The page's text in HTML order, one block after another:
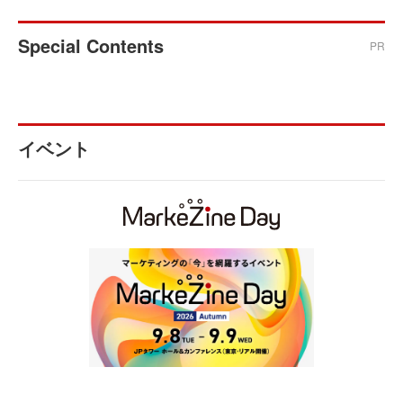
Special Contents PR
イベント